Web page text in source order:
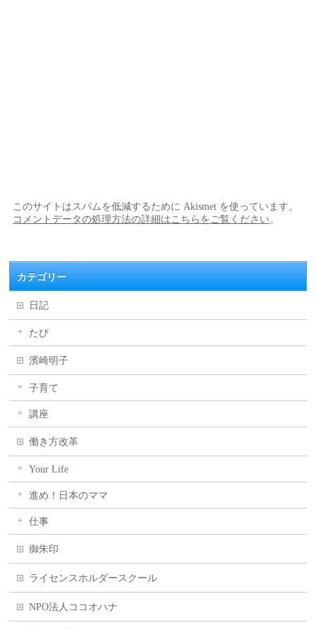
このサイトはスパムを低減するために Akismet を使っています。
コメントデータの処理方法の詳細はこちらをご覧ください。
カテゴリー
日記
たび
濱崎明子
子育て
講座
働き方改革
Your Life
進め！日本のママ
仕事
御朱印
ライセンスホルダースクール
NPO法人ココオハナ